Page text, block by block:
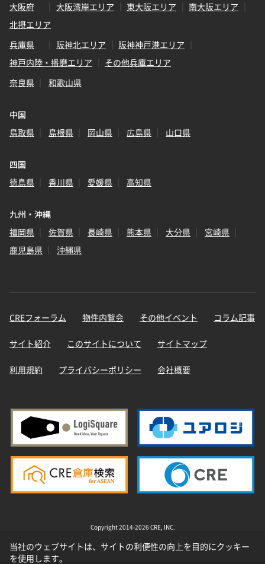
大阪府
大阪湾岸エリア 東大阪エリア
南大阪エリア
北摂エリア
兵庫県
阪神北エリア
阪神神戸港エリア
神戸内陸・播磨エリア
その他兵庫エリア
奈良県
和歌山県
中国
鳥取県
島根県 岡山県 広島県 山口県
四国
徳島県
香川県 愛媛県 高知県
九州・沖縄
福岡県
佐賀県 長崎県 熊本県 大分県
宮崎県
鹿児島県
沖縄県
CREフォーラム 物件内覧会 その他イベント コラム記事
サイト紹介 このサイトについて サイトマップ
利用規約 プライバシーポリシー 会社概要
Copyright 2014-2026 CRE, INC.
当社のウェブサイトは、サイトの利便性の向上を目的にクッキー
を使用します。